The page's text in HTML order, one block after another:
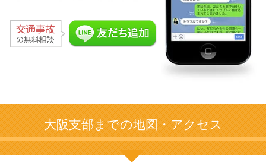
大阪支部までの地図・アクセス